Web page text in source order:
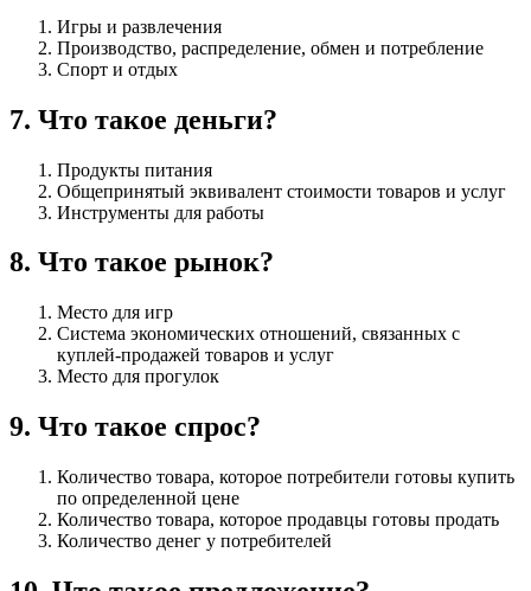
Игры и развлечения
Производство, распределение, обмен и потребление
Спорт и отдых
7. Что такое деньги?
Продукты питания
Общепринятый эквивалент стоимости товаров и услуг
Инструменты для работы
8. Что такое рынок?
Место для игр
Система экономических отношений, связанных с
куплей-продажей товаров и услуг
Место для прогулок
9. Что такое спрос?
Количество товара, которое потребители готовы купить
по определенной цене
Количество товара, которое продавцы готовы продать
Количество денег у потребителей